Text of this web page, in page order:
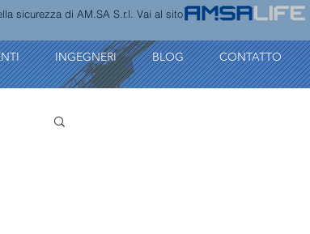
INGEGNERI BLOG CONTATTO
sicurezza di AM.SA S.r.l. Vai al sito